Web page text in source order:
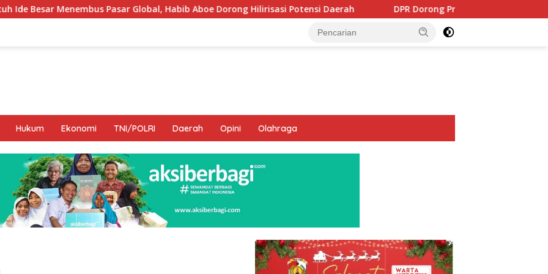
Global, Habib Aboe Dorong Hilirisasi Potensi Daerah DPR Dorong Program PTSL dan Percepatan Sertifikasi Tanah
Hukum Ekonomi TNI/POLRI Daerah Opini Olahraga